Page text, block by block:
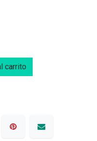
carrito